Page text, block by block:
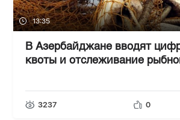
13:35
В Азербайджане вводят
квоты и отслеживание
3237 0